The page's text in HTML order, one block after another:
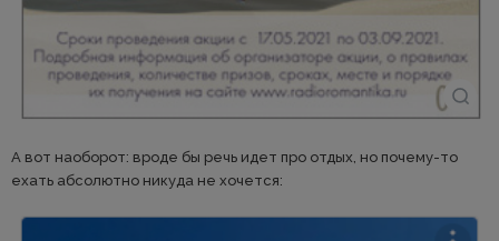
А вот наоборот: вроде бы речь идет про отдых, но почему-то
ехать абсолютно никуда не хочется: